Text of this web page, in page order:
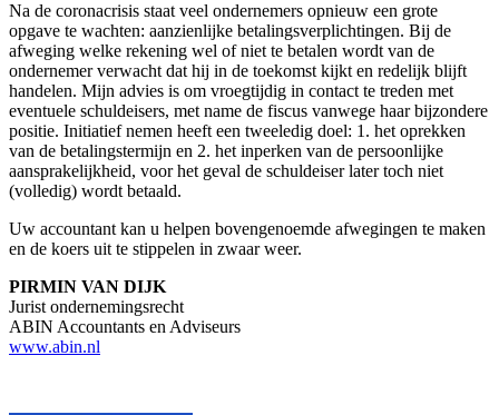
Na de coronacrisis staat veel ondernemers opnieuw een grote
opgave te wachten: aanzienlijke betalingsverplichtingen. Bij de
afweging welke rekening wel of niet te betalen wordt van de
ondernemer verwacht dat hij in de toekomst kijkt en redelijk blijft
handelen. Mijn advies is om vroegtijdig in contact te treden met
eventuele schuldeisers, met name de fiscus vanwege haar bijzondere
positie. Initiatief nemen heeft een tweeledig doel: 1. het oprekken
van de betalingstermijn en 2. het inperken van de persoonlijke
aansprakelijkheid, voor het geval de schuldeiser later toch niet
(volledig) wordt betaald.
Uw accountant kan u helpen bovengenoemde afwegingen te maken
en de koers uit te stippelen in zwaar weer.
PIRMIN VAN DIJK
Jurist ondernemingsrecht
ABIN Accountants en Adviseurs
www.abin.nl